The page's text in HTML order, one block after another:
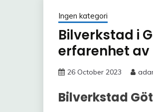
Ingen kategori
Bilverkstad i
erfarenhet av
26 October 2023
Bilverkstad